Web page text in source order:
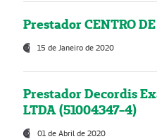
Prestador CENTRO
15 de Janeiro de 2020
Prestador Decordis
LTDA (51004347-4)
01 de Abril de 2020